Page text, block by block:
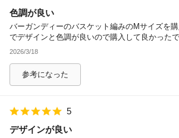
色調が良い
バーガンディーのバスケット編みのMサイズを
でデザインと色調が良いので購入して良かったで
2026/3/18
参考になった
5
デザインが良い
除外ワード